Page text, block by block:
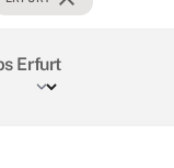
Erfurt